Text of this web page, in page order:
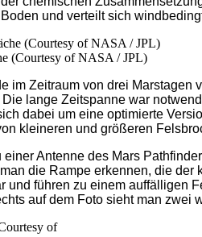
und verteilt sich
(Courtesy of NASA / JPL)
im Zeitraum von drei
lange Zeitspanne war
dabei um eine optimierte
kleineren und größeren
Antenne des Mars
die Rampe erkennen, die
führen zu einem auffälligen
auf dem Foto sieht man